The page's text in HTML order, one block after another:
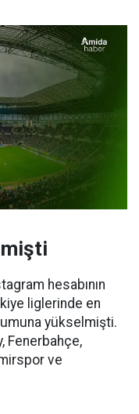
hesabının
liglerinde en
yükselmişti.
Fenerbahçe,
ve